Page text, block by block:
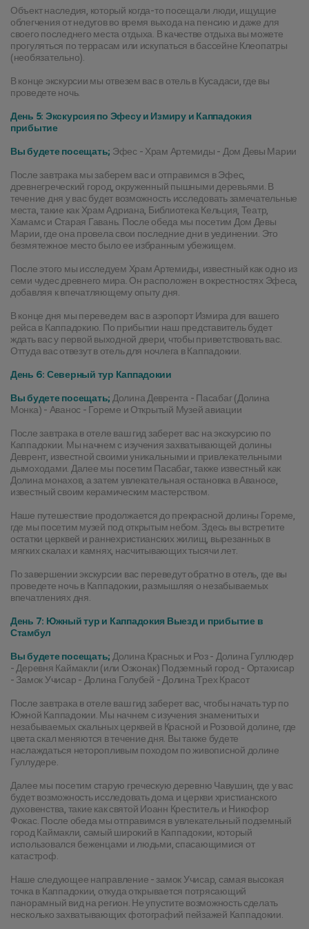
Объект наследия, который когда-то посещали люди, ищущие
облегчения от недугов во время выхода на пенсию и даже для
своего последнего места отдыха. В качестве отдыха вы можете
прогуляться по террасам или искупаться в бассейне Клеопатры
(необязательно).
В конце экскурсии мы отвезем вас в отель в Кусадаси, где вы
проведете ночь.
День 5: Экскурсия по Эфесу и Измиру и Каппадокия
прибытие
Вы будете посещать; Эфес - Храм Артемиды - Дом Девы Марии
После завтрака мы заберем вас и отправимся в Эфес,
древнегреческий город, окруженный пышными деревьями. В
течение дня у вас будет возможность исследовать замечательные
места, такие как Храм Адриана, Библиотека Кельция, Театр,
Хамамс и Старая Гавань. После обеда мы посетим Дом Девы
Марии, где она провела свои последние дни в уединении. Это
безмятежное место было ее избранным убежищем.
После этого мы исследуем Храм Артемиды, известный как одно из
семи чудес древнего мира. Он расположен в окрестностях Эфеса,
добавляя к впечатляющему опыту дня.
В конце дня мы переведем вас в аэропорт Измира для вашего
рейса в Каппадокию. По прибытии наш представитель будет
ждать вас у первой выходной двери, чтобы приветствовать вас.
Оттуда вас отвезут в отель для ночлега в Каппадокии.
День 6: Северный тур Каппадокии
Вы будете посещать; Долина Деврента - Пасабаг (Долина
Монка) - Аванос - Гореме и Открытый Музей авиации
После завтрака в отеле ваш гид заберет вас на экскурсию по
Каппадокии. Мы начнем с изучения захватывающей долины
Деврент, известной своими уникальными и привлекательными
дымоходами. Далее мы посетим Пасабаг, также известный как
Долина монахов, а затем увлекательная остановка в Аваносе,
известный своим керамическим мастерством.
Наше путешествие продолжается до прекрасной долины Гореме,
где мы посетим музей под открытым небом. Здесь вы встретите
остатки церквей и раннехристианских жилищ, вырезанных в
мягких скалах и камнях, насчитывающих тысячи лет.
По завершении экскурсии вас переведут обратно в отель, где вы
проведете ночь в Каппадокии, размышляя о незабываемых
впечатлениях дня.
День 7: Южный тур и Каппадокия Выезд и прибытие в
Стамбул
Вы будете посещать; Долина Красных и Роз - Долина Гуллюдер
- Деревня Каймакли (или Озконак) Подземный город - Ортахисар
- Замок Учисар - Долина Голубей - Долина Трех Красот
После завтрака в отеле ваш гид заберет вас, чтобы начать тур по
Южной Каппадокии. Мы начнем с изучения знаменитых и
незабываемых скальных церквей в Красной и Розовой долине, где
цвета скал меняются в течение дня. Вы также будете
наслаждаться неторопливым походом по живописной долине
Гуллудере.
Далее мы посетим старую греческую деревню Чавушин, где у вас
будет возможность исследовать дома и церкви христианского
духовенства, такие как святой Иоанн Креститель и Никофор
Фокас. После обеда мы отправимся в увлекательный подземный
город Каймакли, самый широкий в Каппадокии, который
использовался беженцами и людьми, спасающимися от
катастроф.
Наше следующее направление - замок Учисар, самая высокая
точка в Каппадокии, откуда открывается потрясающий
панорамный вид на регион. Не упустите возможность сделать
несколько захватывающих фотографий пейзажей Каппадокии.